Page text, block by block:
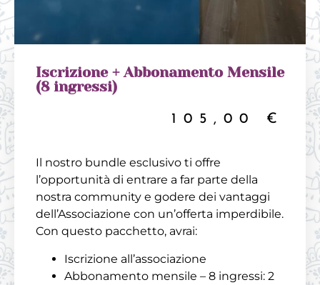
Iscrizione + Abbonamento Mensile
(8 ingressi)
105,00 €
Il nostro bundle esclusivo ti offre
l’opportunità di entrare a far parte della
nostra community e godere dei vantaggi
dell’Associazione con un’offerta imperdibile.
Con questo pacchetto, avrai:
Iscrizione all’associazione
Abbonamento mensile – 8 ingressi: 2